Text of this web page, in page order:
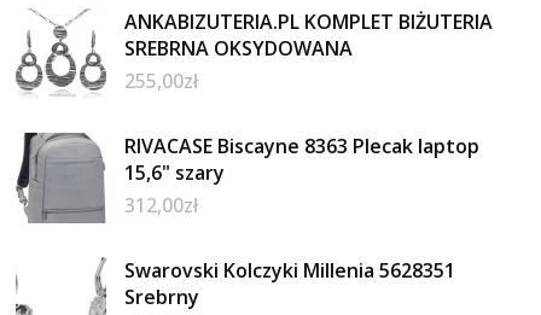
ANKABIZUTERIA.PL KOMPLET BIŻUTERIA
SREBRNA OKSYDOWANA
255,00zł
RIVACASE Biscayne 8363 Plecak laptop
15,6" szary
312,00zł
Swarovski Kolczyki Millenia 5628351
Srebrny